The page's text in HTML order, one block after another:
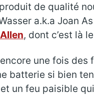
de qualité
a.k.a Joan
, dont c’est là
une fois des
batterie si bien
un feu paisible